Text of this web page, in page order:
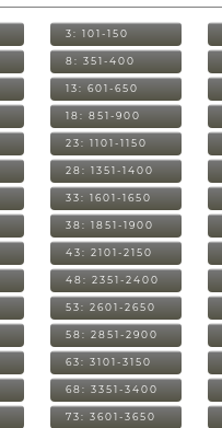
3: 101-150
8: 351-400
13: 601-650
18: 851-900
23: 1101-1150
28: 1351-1400
33: 1601-1650
38: 1851-1900
43: 2101-2150
48: 2351-2400
53: 2601-2650
58: 2851-2900
63: 3101-3150
68: 3351-3400
73: 3601-3650